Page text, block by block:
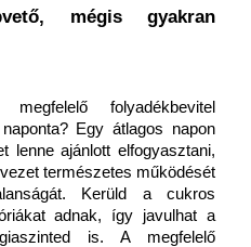
mégis gyakran
folyadékbevitel
Egy átlagos napon
lenne ajánlott elfogyasztani,
természetes működését
Kerüld a cukros
adnak, így javulhat a
is. A megfelelő